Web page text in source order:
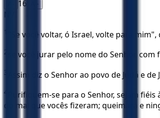
16 A+
NVI
1 "Se você voltar, ó Israel, volte para
2 se você jurar pelo nome do Senhor,
3 Assim diz o Senhor ao povo de Judá e
4
Purifiquem-se para o Senhor, sejam
do mal que vocês fizeram; queimará e